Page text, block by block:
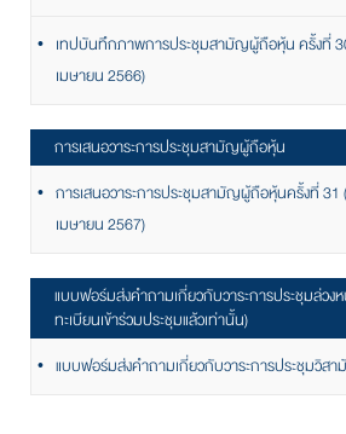
เทปบันทึกภาพการประชุมสามัญผู้ถือหุ้น ครั้งที่
เมษายน 2566)
การเสนอวาระการประชุมสามัญผู้ถือหุ้น
การเสนอวาระการประชุมสามัญผู้ถือหุ้นครั้งที่ 31
เมษายน 2567)
แบบฟอร์มส่งคำถามเกี่ยวกับวาระการประชุมล่วง
ทะเบียนเข้าร่วมประชุมแล้วเท่านั้น)
แบบฟอร์มส่งคำถามเกี่ยวกับวาระการประชุมวิ